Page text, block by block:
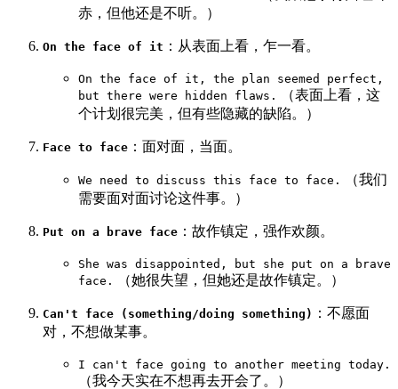
赤，但他还是不听。）
On the face of it ：从表面上看，乍一看。
On the face of it, the plan seemed perfect,
but there were hidden flaws.
（表面上看，这
个计划很完美，但有些隐藏的缺陷。）
Face to face ：面对面，当面。
We need to discuss this face to face.
（我们
需要面对面讨论这件事。）
Put on a brave face ：故作镇定，强作欢颜。
She was disappointed, but she put on a brave
face.
（她很失望，但她还是故作镇定。）
Can't face (something/doing something) ：不愿面
对，不想做某事。
I can't face going to another meeting today.
（我今天实在不想再去开会了。）